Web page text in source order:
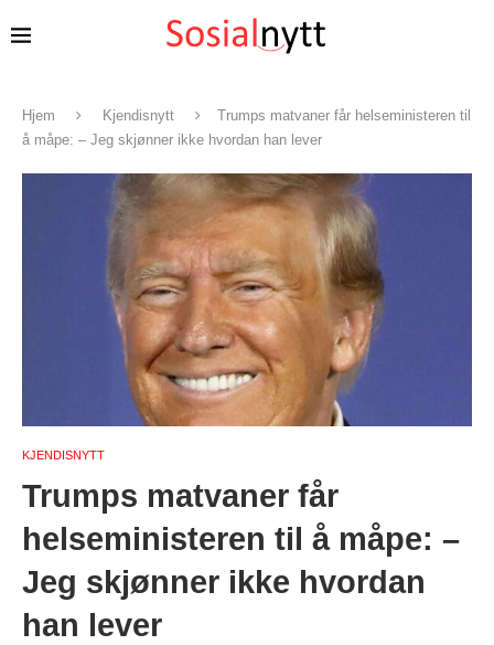
Hjem Kjendisnytt
Trumps matvaner får helseministeren til
å måpe: – Jeg skjønner ikke hvordan han lever
KJENDISNYTT
Trumps matvaner får
helseministeren til å måpe: –
Jeg skjønner ikke hvordan
han lever